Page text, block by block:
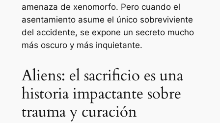
amenaza de xenomorfo. Pero cuando el
asentamiento asume el único sobreviviente
del accidente, se expone un secreto mucho
más oscuro y más inquietante.
Aliens: el sacrificio es una
historia impactante sobre
trauma y curación